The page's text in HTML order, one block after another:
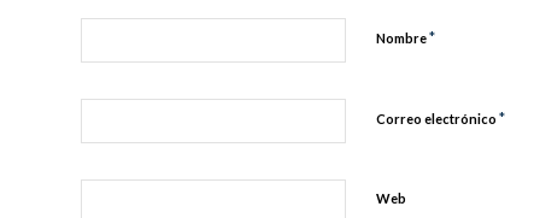
Nombre*
Correo electrónico *
Web